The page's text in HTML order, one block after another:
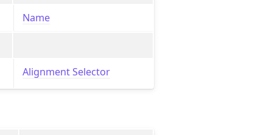
Name
Alignment Selector